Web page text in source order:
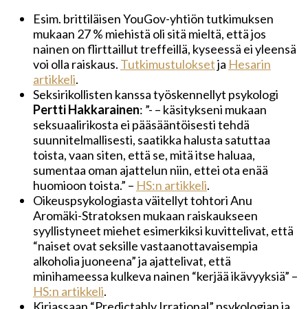
Esim. brittiläisen YouGov-yhtiön tutkimuksen
mukaan 27 % miehistä oli sitä mieltä, että jos
nainen on flirttaillut treffeillä, kyseessä ei yleensä
voi olla raiskaus. Tutkimustuloksetja Hesarin
artikkeli.
Seksirikollisten kanssa työskennellyt psykologi
Pertti Hakkarainen: ”- – käsitykseni mukaan
seksuaalirikosta ei pääsääntöisesti tehdä
suunnitelmallisesti, saatikka halusta satuttaa
toista, vaan siten, että se, mitä itse haluaa,
sumentaa oman ajattelun niin, ettei ota enää
huomioon toista.” – HS:n artikkeli.
Oikeuspsykologiasta väitellyt tohtori Anu
Aromäki-Stratoksen mukaan raiskaukseen
syyllistyneet miehet esimerkiksi kuvittelivat, että
“naiset ovat seksille vastaanottavaisempia
alkoholia juoneena” ja ajattelivat, että
minihameessa kulkeva nainen “kerjää ikävyyksiä” –
HS:n artikkeli.